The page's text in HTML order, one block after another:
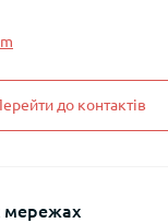
до контактів
мережах